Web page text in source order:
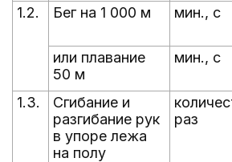
1.2.
Бег на 1 000 м мин., с
или плавание
50 м
мин., с
1.3.
Сгибание и
разгибание рук
в упоре лежа
на полу
раз